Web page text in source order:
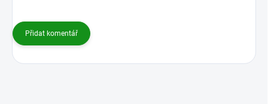
Přidat komentář